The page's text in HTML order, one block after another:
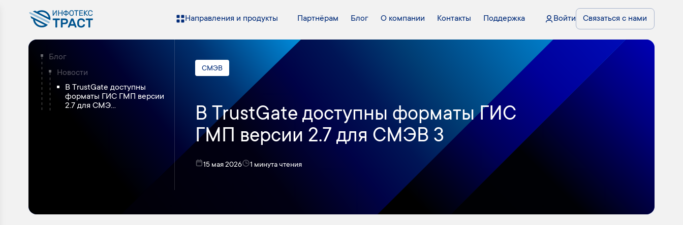
Направления и продукты Партнёрам Блог О компании Контакты Поддержка Войти Связаться с нами
Блог
Новости
В TrustGate доступны
форматы ГИС ГМП версии
2.7 для СМЭ...
СМЭВ
В TrustGate доступны форматы ГИС
ГМП версии 2.7 для СМЭВ 3
15 мая 2026 1 минута чтения